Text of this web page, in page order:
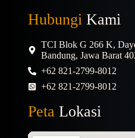
Hubungi Kami
TCI Blok G 266 K,
Bandung, Jawa Barat
+62 821-2799-8012
+62 821-2799-8012
Peta Lokasi